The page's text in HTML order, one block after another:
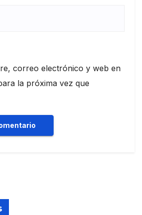
correo electrónico y web en
la próxima vez que